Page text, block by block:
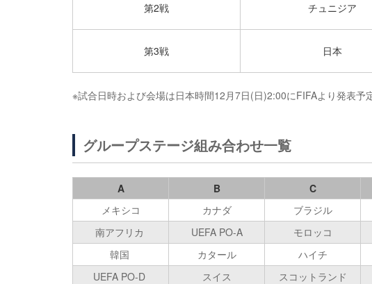
第2戦 チュニジア
第3戦 日本
※試合日時および会場は日本時間12月7日(日)2:00にFIFAより発表予
グループステージ組み合わせ一覧
A B C
メキシコ
カナダ ブラジル
南アフリカ
UEFA PO-A モロッコ
韓国
カタール ハイチ
UEFA PO-D
スイス スコットランド